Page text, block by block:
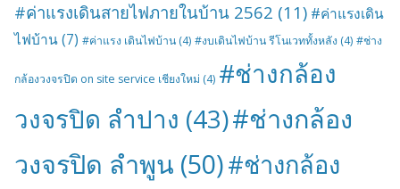
#ค่าแรงเดินสายไฟภายในบ้าน 2562 (11) #ค่าแรงเดิน
ไฟบ้าน(7) #ค่าแรง เดินไฟบ้าน (4) #งบเดินไฟบ้าน รีโนเวททั้งหลัง (4) #ช่าง
กล้องวงจรปิด on site service เชียงใหม่ (4) #ช่างกล้อง
วงจรปิด ลำปาง (43)#ช่างกล้อง
วงจรปิด ลำพูน (50)#ช่างกล้อง